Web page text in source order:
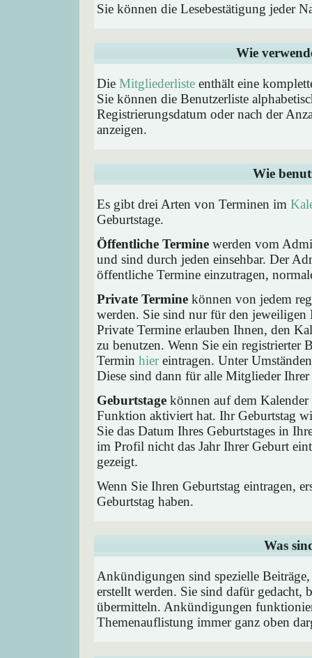
Sie können die Lesebestätigung jeder
Wie
Die Mitgliederliste enthält eine
Sie können die Benutzerliste
Registrierungsdatum oder nach der
anzeigen.
Wie
Es gibt drei Arten von Terminen im
Geburtstage.
Öffentliche Termine werden vom
und sind durch jeden einsehbar. Der
öffentliche Termine einzutragen,
Private Termine können von jedem
werden. Sie sind nur für den jeweiligen
Private Termine erlauben Ihnen, den
zu benutzen. Wenn Sie ein registrierter
Termin hiereintragen. Unter
Diese sind dann für alle Mitglieder
Geburtstage können auf dem
Funktion aktiviert hat. Ihr Geburtstag
Sie das Datum Ihres Geburtstages in
im Profil nicht das Jahr Ihrer Geburt
gezeigt.
Wenn Sie Ihren Geburtstag eintragen,
Geburtstag haben.
Was
Ankündigungen sind spezielle
erstellt werden. Sie sind dafür gedacht,
übermitteln. Ankündigungen
Themenauflistung immer ganz oben